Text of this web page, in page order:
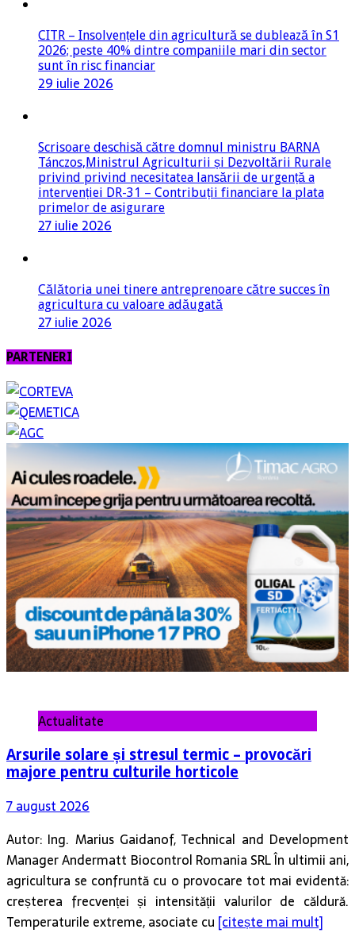
CITR – Insolvențele din agricultură se dublează în S1
2026; peste 40% dintre companiile mari din sector
sunt în risc financiar
29 iulie 2026
Scrisoare deschisă către domnul ministru BARNA
Tánczos,Ministrul Agriculturii și Dezvoltării Rurale
privind privind necesitatea lansării de urgență a
intervenției DR-31 – Contribuții financiare la plata
primelor de asigurare
27 iulie 2026
Călătoria unei tinere antreprenoare către succes în
agricultura cu valoare adăugată
27 iulie 2026
PARTENERI
Actualitate
Arsurile solare și stresul termic – provocări
majore pentru culturile horticole
7 august 2026
Autor: Ing. Marius Gaidanof, Technical and Development
Manager Andermatt Biocontrol Romania SRL În ultimii ani,
agricultura se confruntă cu o provocare tot mai evidentă:
creșterea frecvenței și intensității valurilor de căldură.
Temperaturile extreme, asociate cu [citește mai mult]